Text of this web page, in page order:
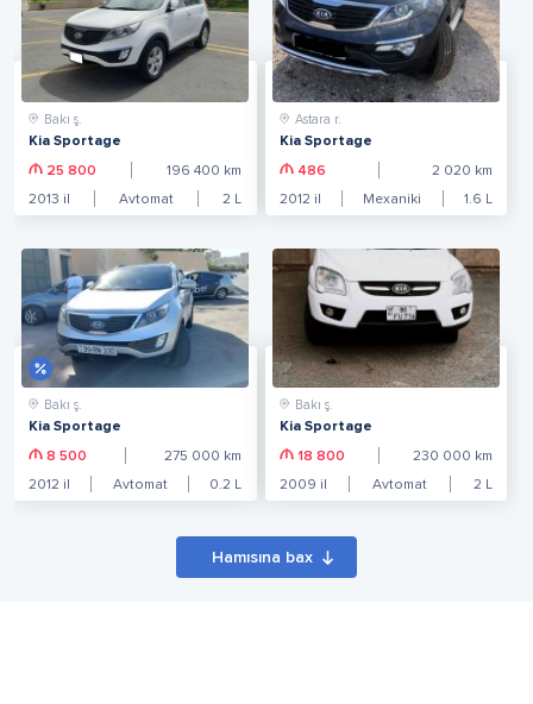
Bakı ş.
Kia Sportage
25 800 196 400 km
2013 il Avtomat 2 L
Astara r.
Kia Sportage
486 2 020 km
2012 il Mexaniki 1.6 L
Bakı ş.
Kia Sportage
8 500 275 000 km
2012 il Avtomat 0.2 L
Bakı ş.
Kia Sportage
18 800 230 000 km
2009 il Avtomat 2 L
Hamısına bax